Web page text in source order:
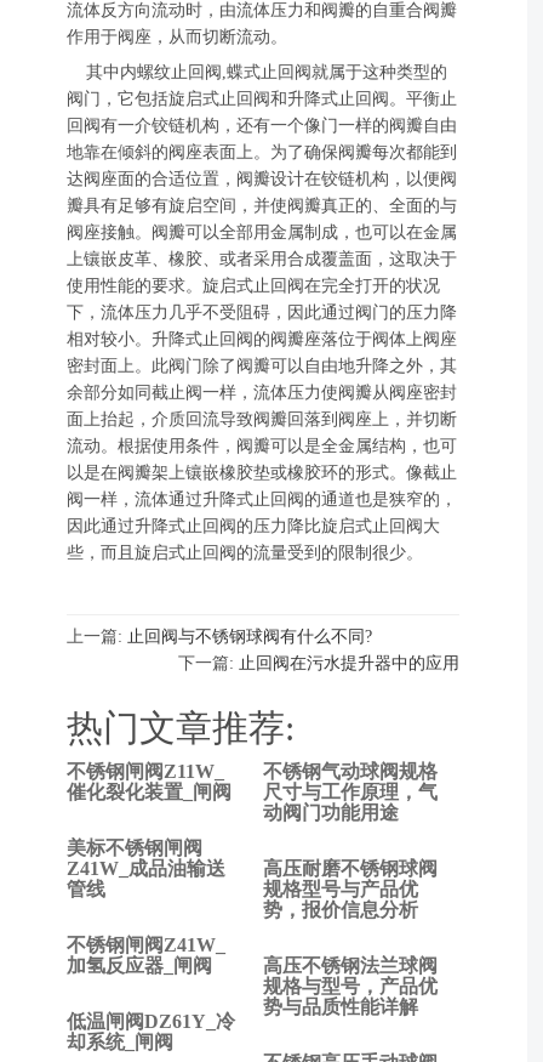
流体反方向流动时，由流体压力和阀瓣的自重合阀瓣
作用于阀座，从而切断流动。
其中内螺纹止回阀,蝶式止回阀就属于这种类型的
阀门，它包括旋启式止回阀和升降式止回阀。平衡止
回阀有一介铰链机构，还有一个像门一样的阀瓣自由
地靠在倾斜的阀座表面上。为了确保阀瓣每次都能到
达阀座面的合适位置，阀瓣设计在铰链机构，以便阀
瓣具有足够有旋启空间，并使阀瓣真正的、全面的与
阀座接触。阀瓣可以全部用金属制成，也可以在金属
上镶嵌皮革、橡胶、或者采用合成覆盖面，这取决于
使用性能的要求。旋启式止回阀在完全打开的状况
下，流体压力几乎不受阻碍，因此通过阀门的压力降
相对较小。升降式止回阀的阀瓣座落位于阀体上阀座
密封面上。此阀门除了阀瓣可以自由地升降之外，其
余部分如同截止阀一样，流体压力使阀瓣从阀座密封
面上抬起，介质回流导致阀瓣回落到阀座上，并切断
流动。根据使用条件，阀瓣可以是全金属结构，也可
以是在阀瓣架上镶嵌橡胶垫或橡胶环的形式。像截止
阀一样，流体通过升降式止回阀的通道也是狭窄的，
因此通过升降式止回阀的压力降比旋启式止回阀大
些，而且旋启式止回阀的流量受到的限制很少。
上一篇: 止回阀与不锈钢球阀有什么不同?
下一篇: 止回阀在污水提升器中的应用
热门文章推荐:
不锈钢闸阀Z11W_
催化裂化装置_闸阀
美标不锈钢闸阀
Z41W_成品油输送
管线
不锈钢闸阀Z41W_
加氢反应器_闸阀
低温闸阀DZ61Y_冷
却系统_闸阀
不锈钢气动球阀规格
尺寸与工作原理，气
动阀门功能用途
高压耐磨不锈钢球阀
规格型号与产品优
势，报价信息分析
高压不锈钢法兰球阀
规格与型号，产品优
势与品质性能详解
上
一
止
回
阀
不
锈
球